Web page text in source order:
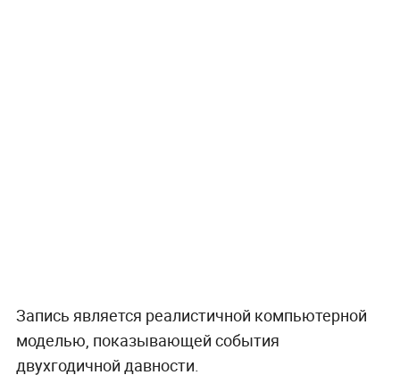
Запись является реалистичной компьютерной
моделью, показывающей события
двухгодичной давности.